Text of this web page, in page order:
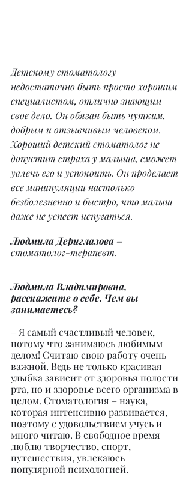
Детскому стоматологу
недостаточно быть просто хорошим
специалистом, отлично знающим
свое дело. Он обязан быть чутким,
добрым и отзывчивым человеком.
Хороший детский стоматолог не
допустит страха у малыша, сможет
увлечь его и успокоить. Он проделает
все манипуляции настолько
безболезненно и быстро, что малыш
даже не успеет испугаться.
Людмила Дериглазова –
стоматолог-терапевт.
Людмила Владимировна,
расскажите о себе. Чем вы
занимаетесь?
– Я самый счастливый человек,
потому что занимаюсь любимым
делом! Считаю свою работу очень
важной. Ведь не только красивая
улыбка зависит от здоровья полости
рта, но и здоровье всего организма в
целом. Стоматология – наука,
которая интенсивно развивается,
поэтому с удовольствием учусь и
много читаю. В свободное время
люблю творчество, спорт,
путешествия, увлекаюсь
популярной психологией.